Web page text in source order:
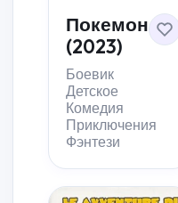
Покемон
(2023)
Боевик
Детское
Комедия
Приключения
Фэнтези